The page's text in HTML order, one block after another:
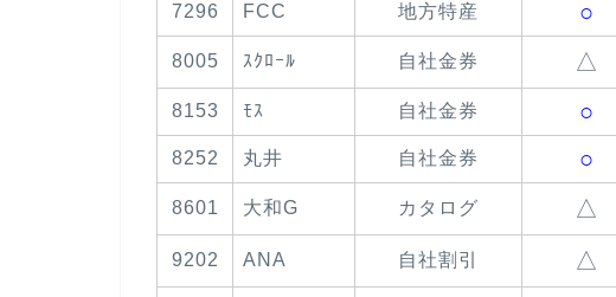
7296 FCC 地方特産 ○
8005 ｽｸﾛｰﾙ 自社金券 △
8153 ﾓｽ 自社金券 ○
8252 丸井 自社金券 ○
8601 大和G カタログ △
9202 ANA 自社割引 △